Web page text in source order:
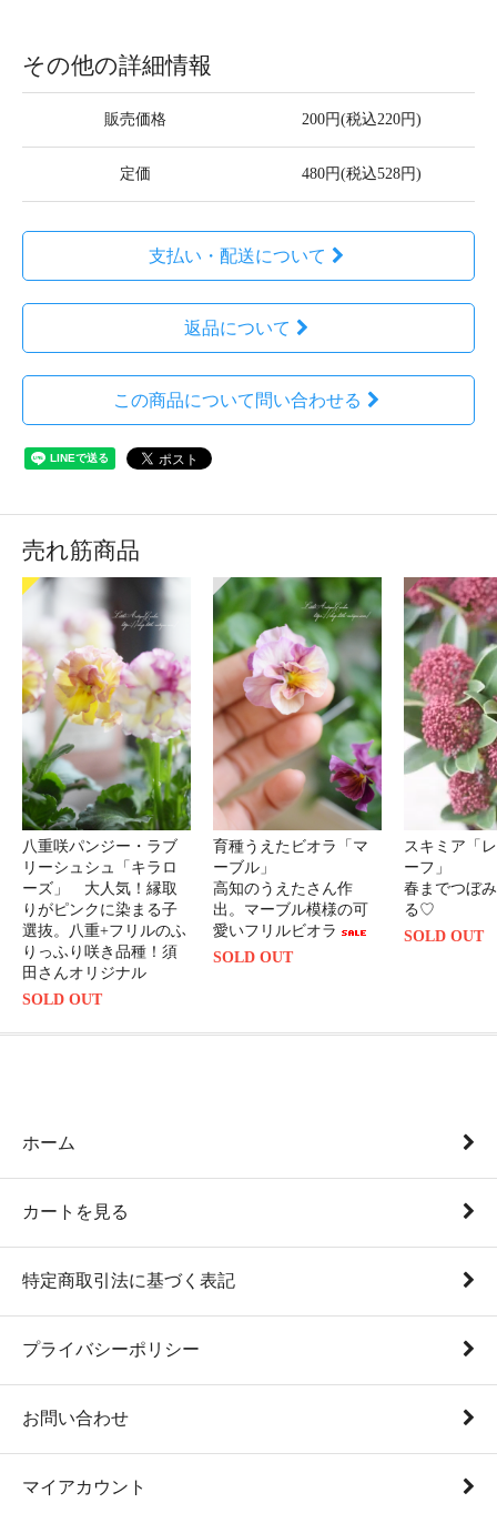
その他の詳細情報
販売価格 200円(税込220円)
定価 480円(税込528円)
支払い・配送について
返品について
この商品について問い合わせる
売れ筋商品
八重咲パンジー・ラブ
リーシュシュ「キラロ
ーズ」 大人気！縁取
りがピンクに染まる子
選抜。八重+フリルのふ
りっふり咲き品種！須
田さんオリジナル
SOLD OUT
育種うえたビオラ「マ
ーブル」
高知のうえたさん作
出。マーブル模様の可
愛いフリルビオラ
SOLD OUT
スキミア「
ーフ」
春までつぼ
る♡
SOLD OUT
ホーム
カートを見る
特定商取引法に基づく表記
プライバシーポリシー
お問い合わせ
マイアカウント